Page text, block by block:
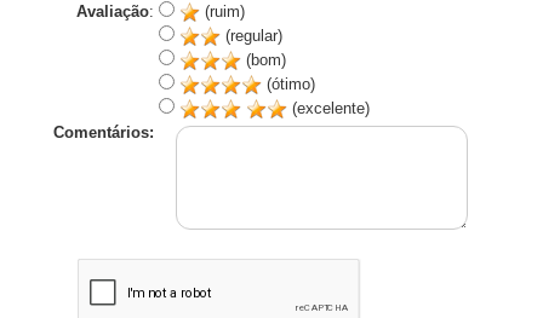
Avaliação:
(ruim)
(regular)
(bom)
(ótimo)
(excelente)
Comentários: